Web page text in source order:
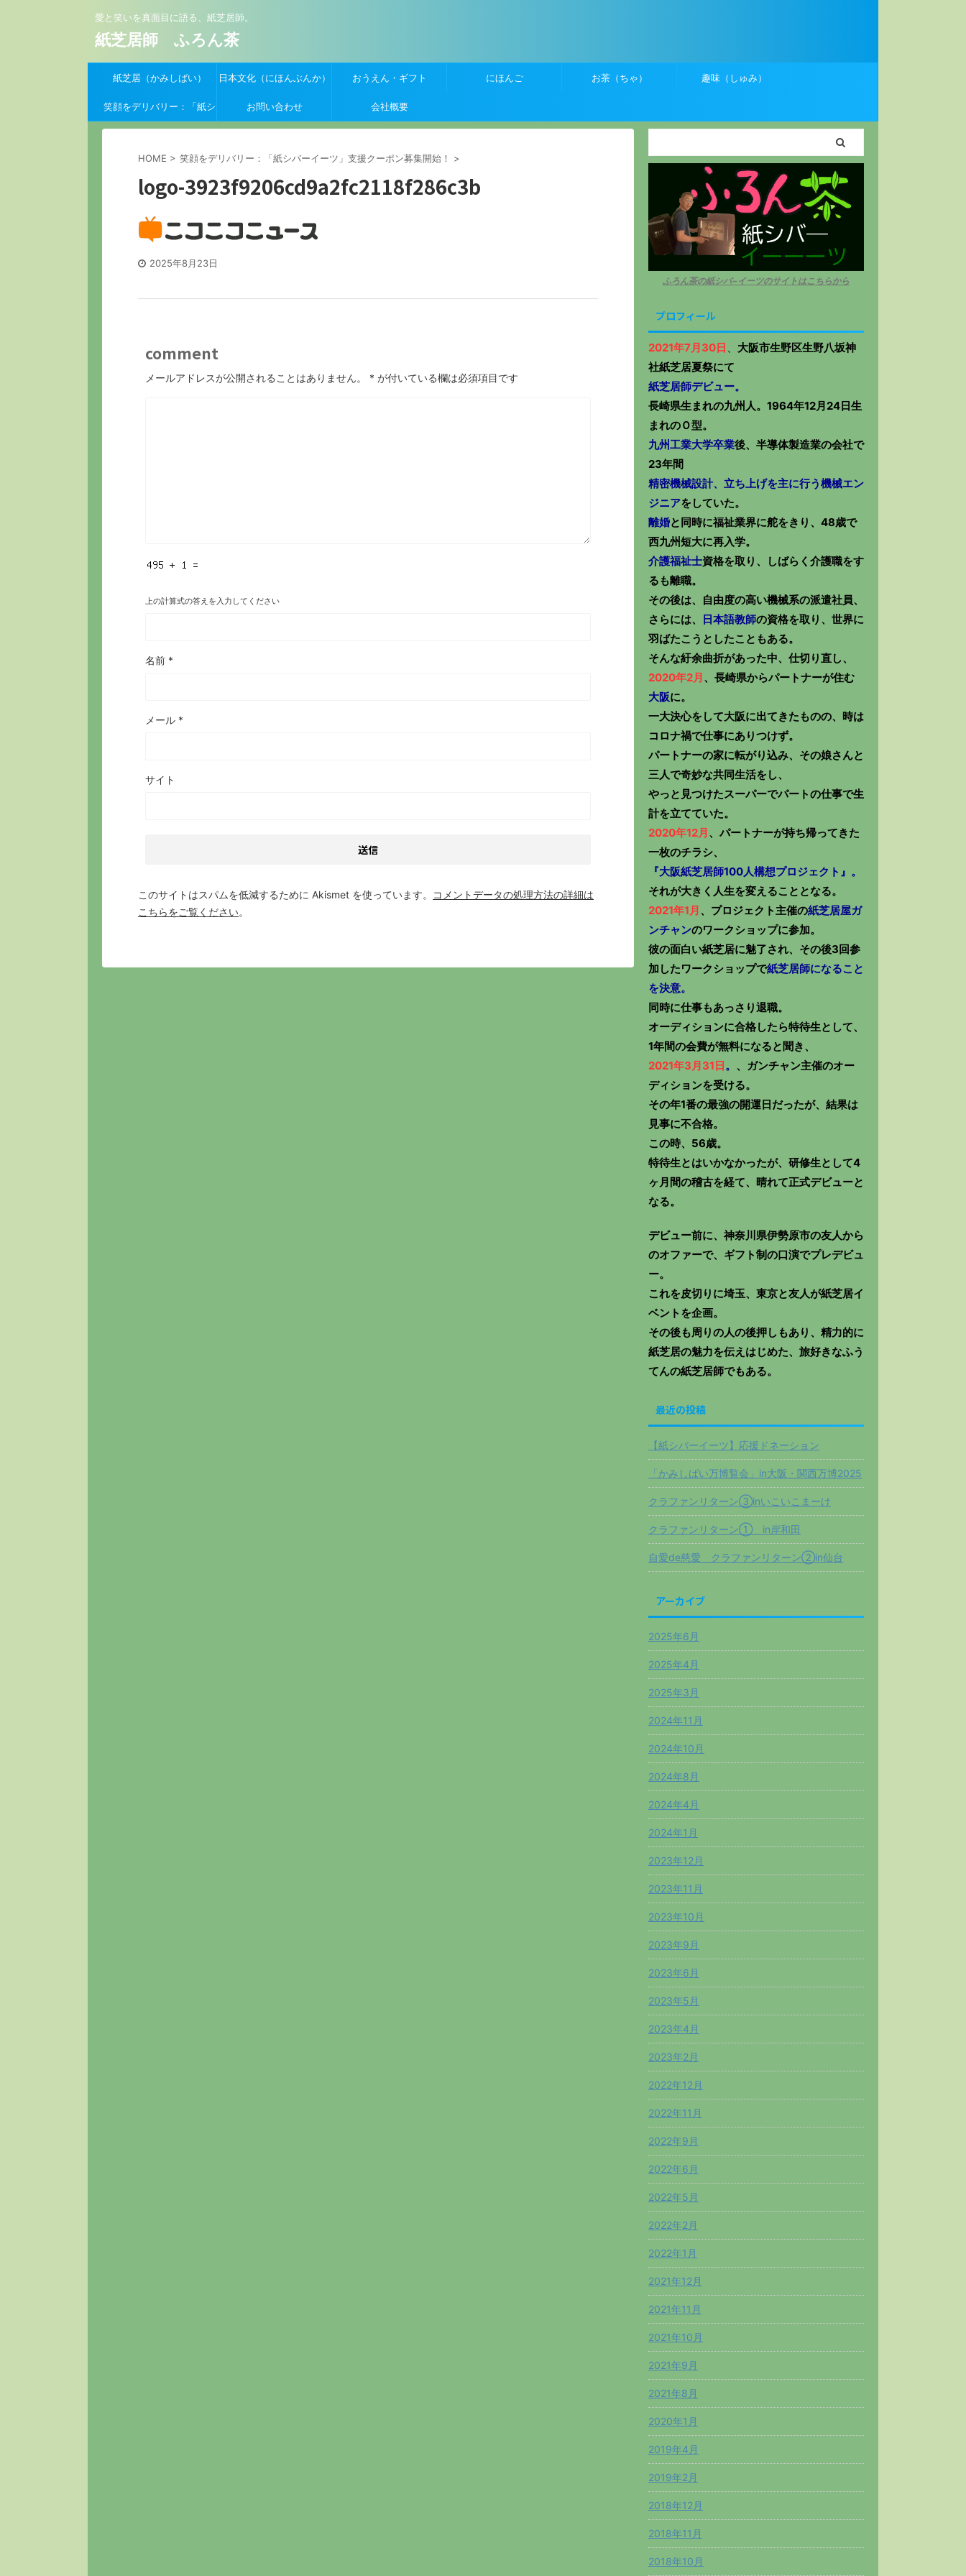
愛と笑いを真面目に語る、紙芝居師。
紙芝居師 ふろん茶
紙芝居（かみしばい） 日本文化（にほんぶんか） おうえん・ギフト にほんご お茶（ちゃ） 趣味（しゅみ）
笑顔をデリバリー：「紙シ
募集開始！
お問い合わせ 会社概要
HOME > 笑顔をデリバリー：「紙シバーイーツ」支援クーポン募集開始！ >
logo-3923f9206cd9a2fc2118f286c3b
2025年8月23日
comment
メールアドレスが公開されることはありません。 * が付いている欄は必須項目です
上の計算式の答えを入力してください
名前 *
メール *
サイト
このサイトはスパムを低減するために Akismet を使っています。
コメントデータの処理方法の詳細は
こちらをご覧ください。
ふろん茶の紙シバ−イーツのサイトはこちらから
プロフィール
2021年7月30日 、 大阪市生野区生野八坂神
社紙芝居夏祭にて
紙芝居師デビュー。
長崎県生まれの九州人。1964年12月24日生
まれのＯ型。
九州工業大学卒業後、半導体製造業の会社で
23年間
精密機械設計、立ち上げを主に行う機械エン
ジニアをしていた。
離婚と同時に福祉業界に舵をきり、48歳で
西九州短大に再入学。
介護福祉士資格を取り、しばらく介護職をす
るも離職。
その後は、自由度の高い機械系の派遣社員、
さらには、
日本語教師の資格を取り、世界に
羽ばたこうとしたこともある。
そんな紆余曲折があった中、仕切り直し、
2020年2月、長崎県からパートナーが住む
大阪に。
一大決心をして大阪に出てきたものの、時は
コロナ禍で仕事にありつけず。
パートナーの家に転がり込み、その娘さんと
三人で奇妙な共同生活をし、
やっと見つけたスーパーでパートの仕事で生
計を立てていた。
2020年12月、パートナーが持ち帰ってきた
一枚のチラシ、
『大阪紙芝居師100人構想プロジェクト』。
それが大きく人生を変えることとなる。
2021年1月、プロジェクト主催の紙芝居屋ガ
ンチャンのワークショップに参加。
彼の面白い紙芝居に魅了され、その後3回参
加したワークショップで紙芝居師になること
を決意。
同時に仕事もあっさり退職。
オーディションに合格したら特待生として、
1年間の会費が無料になると聞き、
2021年3月31日。 、ガンチャン主催のオー
ディションを受ける。
その年1番の最強の開運日だったが、結果は
見事に不合格。
この時、56歳。
特待生とはいかなかったが、研修生として4
ヶ月間の稽古を経て、晴れて正式デビューと
なる。
デビュー前に、神奈川県伊勢原市の友人から
のオファーで、ギフト制の口演でプレデビュ
ー。
これを皮切りに埼玉、東京と友人が紙芝居イ
ベントを企画。
その後も周りの人の後押しもあり、精力的に
紙芝居の魅力を伝えはじめた、旅好きなふう
てんの紙芝居師でもある。
最近の投稿
【紙シバーイーツ】応援ドネーション
「かみしばい万博覧会」in大阪・関西万博2025
クラファンリターン③inいこいこまーけ
クラファンリターン① in岸和田
自愛de慈愛 クラファンリターン②in仙台
アーカイブ
2025年6月
2025年4月
2025年3月
2024年11月
2024年10月
2024年8月
2024年4月
2024年1月
2023年12月
2023年11月
2023年10月
2023年9月
2023年6月
2023年5月
2023年4月
2023年2月
2022年12月
2022年11月
2022年9月
2022年6月
2022年5月
2022年2月
2022年1月
2021年12月
2021年11月
2021年10月
2021年9月
2021年8月
2020年1月
2019年4月
2019年2月
2018年12月
2018年11月
2018年10月